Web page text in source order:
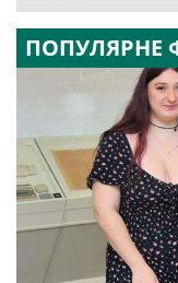
ПОПУЛЯРНЕ